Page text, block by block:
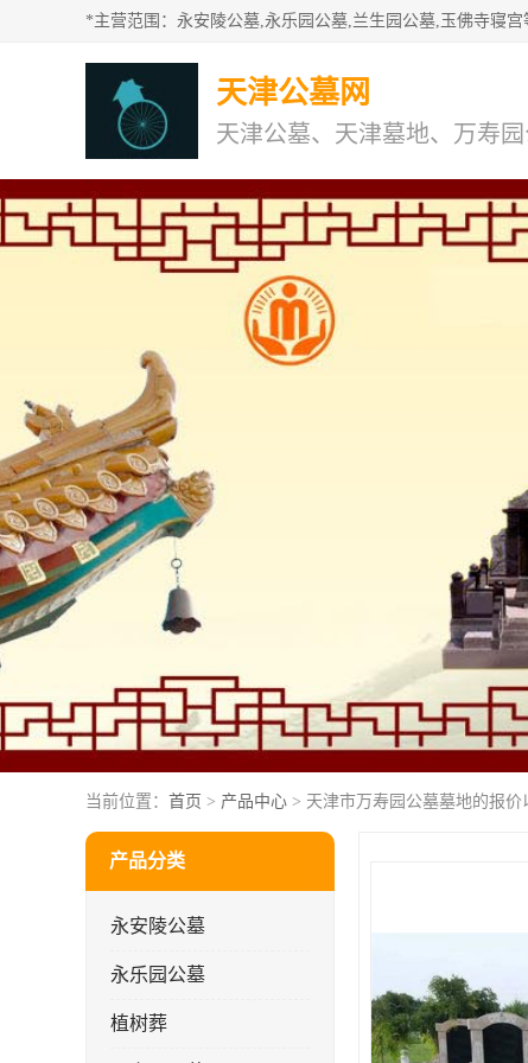
天津公墓网
当前位置： 首页 > 产品中心 > 天津市万寿园公墓墓地的报价
产品分类
永安陵公墓
永乐园公墓
植树葬